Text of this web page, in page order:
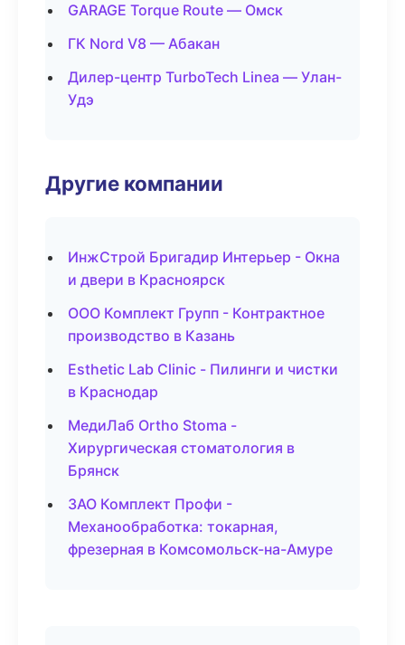
GARAGE Torque Route — Омск
ГК Nord V8 — Абакан
Дилер-центр TurboTech Linea — Улан-
Удэ
Другие компании
ИнжСтрой Бригадир Интерьер - Окна
и двери в Красноярск
ООО Комплект Групп - Контрактное
производство в Казань
Esthetic Lab Clinic - Пилинги и чистки
в Краснодар
МедиЛаб Ortho Stoma -
Хирургическая стоматология в
Брянск
ЗАО Комплект Профи -
Механообработка: токарная,
фрезерная в Комсомольск-на-Амуре